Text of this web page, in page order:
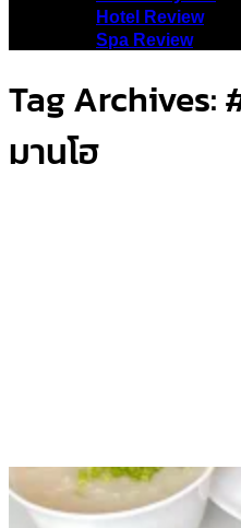
Hotel Review
Spa Review
Tag Archives:
มานโฮ